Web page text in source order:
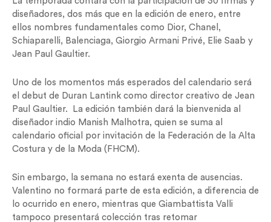
diseñadores, dos más que en la edición de enero, entre
ellos nombres fundamentales como Dior, Chanel,
Schiaparelli, Balenciaga, Giorgio Armani Privé, Elie Saab y
Jean Paul Gaultier.
Uno de los momentos más esperados del calendario será
el debut de Duran Lantink como director creativo de Jean
Paul Gaultier. La edición también dará la bienvenida al
diseñador indio Manish Malhotra, quien se suma al
calendario oficial por invitación de la Federación de la Alta
Costura y de la Moda (FHCM).
Sin embargo, la semana no estará exenta de ausencias.
Valentino no formará parte de esta edición, a diferencia de
lo ocurrido en enero, mientras que Giambattista Valli
tampoco presentará colección tras retomar